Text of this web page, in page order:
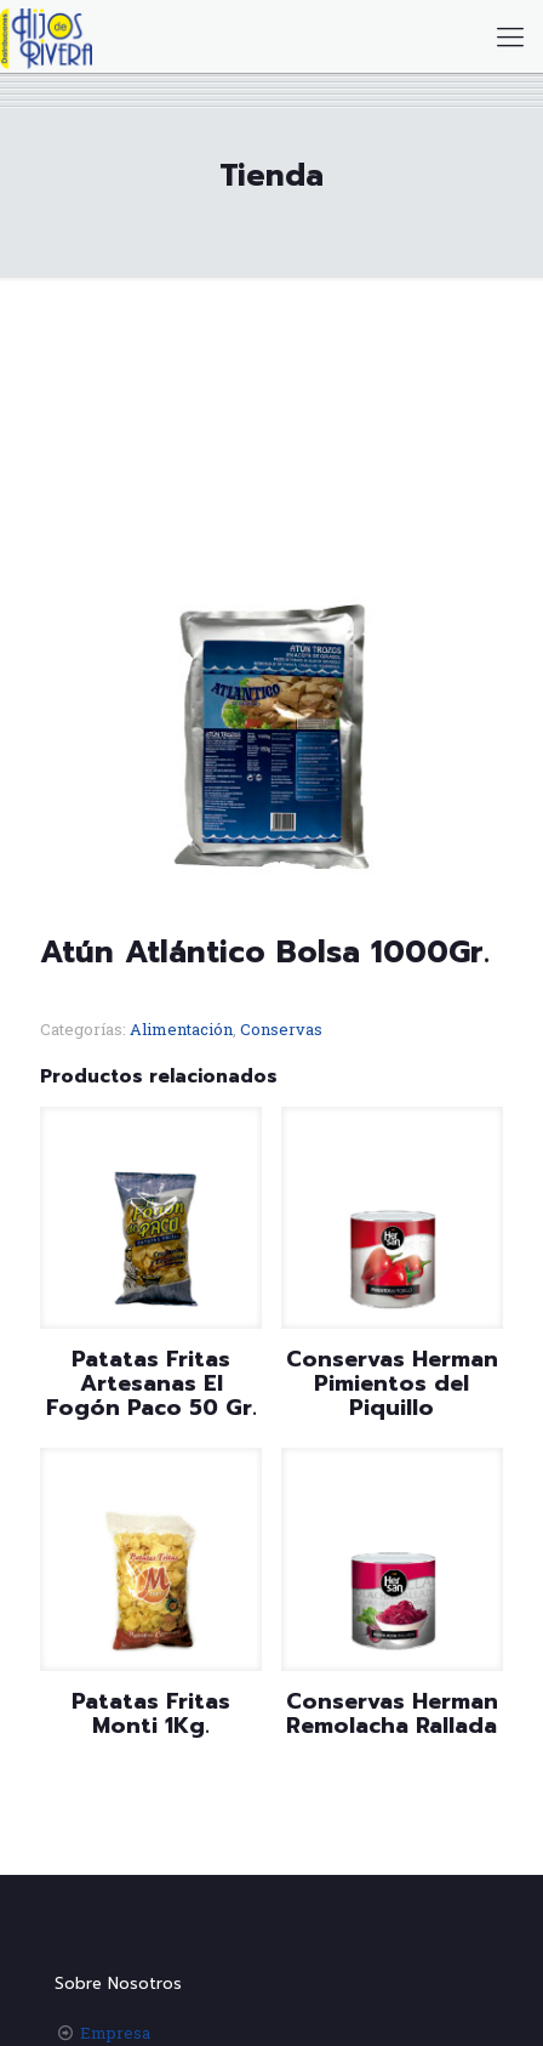
Tienda
Atún Atlántico Bolsa 1000Gr.
Categorías: Alimentación, Conservas
Productos relacionados
Patatas Fritas
Artesanas El
Fogón Paco 50 Gr.
Conservas Herman
Pimientos del
Piquillo
Patatas Fritas
Monti 1Kg.
Conservas Herman
Remolacha Rallada
Sobre Nosotros
Empresa